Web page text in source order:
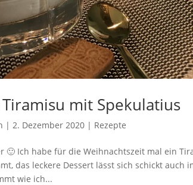
mit Spekulatius
| 2. Dezember 2020 | Rezepte
🙂 Ich habe für die Weihnachtszeit mal ein
das leckere Dessert lässt sich schickt auch
wie ich...